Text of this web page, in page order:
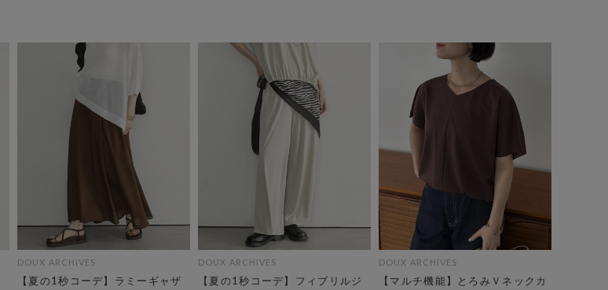
DOUX ARCHIVES
【夏の1秒コーデ】ラミーギャザ
DOUX ARCHIVES
【夏の1秒コーデ】フィブリルジ
DOUX ARCHIVES
【マルチ機能】とろみＶネックカ